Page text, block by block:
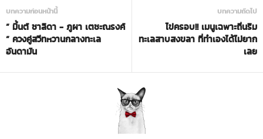
บทความก่อนหน้านี้
” มิ้นต์ ชาลิดา -​ ภูผา เตชะณรงค์
” ควงคู่สวีทหวานกลางทะเล
อันดามัน
บทความถัดไป
ไข่ครอบ!! เมนูเฉพาะถิ่นริม
ทะเลสาบสงขลา ที่ทำเองได้ไม่ยาก
เลย